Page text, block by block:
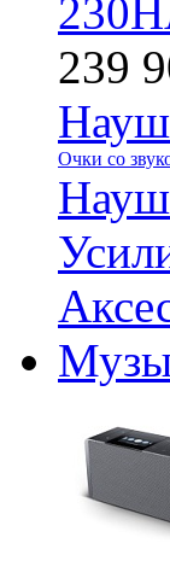
239
Очки со